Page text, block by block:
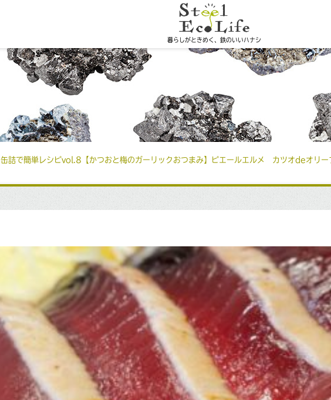
暮らしがときめく、鉄のいいハナシ
缶詰で簡単レシピvol.8【かつおと梅のガーリックおつまみ】ピエールエルメ カツオdeオリー